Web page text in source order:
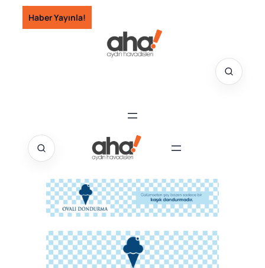
İçeriğe
geç
Haber Yayınla!